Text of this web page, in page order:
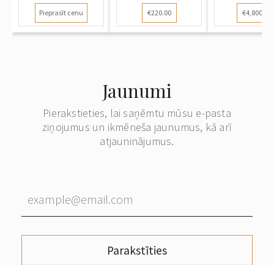
Pieprasīt cenu €220.00 €4,800.00
Jaunumi
Pierakstieties, lai saņēmtu mūsu e-pasta
ziņojumus un ikmēneša jaunumus, kā arī
atjauninājumus.
Parakstīties